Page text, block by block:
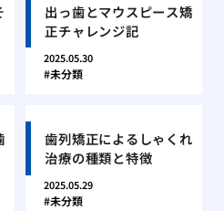
出っ歯とマウスピース矯
正チャレンジ記
2025.05.30
未分類
歯列矯正によるしゃくれ
治療の種類と特徴
2025.05.29
未分類